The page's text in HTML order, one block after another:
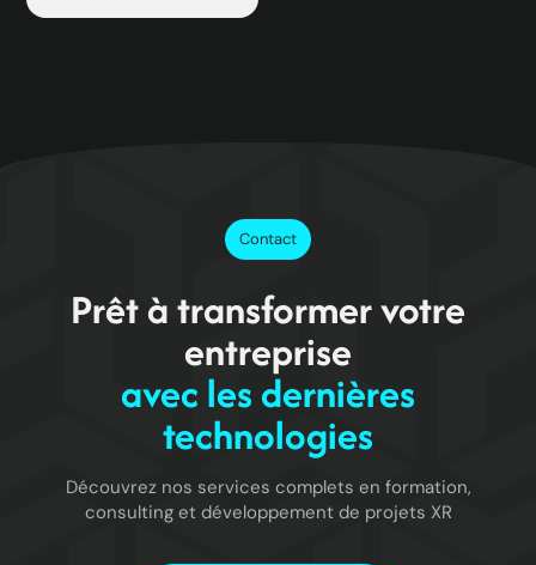
Contact
Prêt à transformer votre
entreprise
avec les dernières
technologies
Découvrez nos services complets en formation,
consulting et développement de projets XR